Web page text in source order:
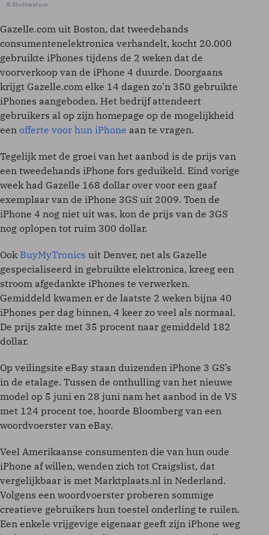
© Shutterstock
Gazelle.com uit Boston, dat tweedehands
consumentenelektronica verhandelt, kocht 20.000
gebruikte iPhones tijdens de 2 weken dat de
voorverkoop van de iPhone 4 duurde. Doorgaans
krijgt Gazelle.com elke 14 dagen zo’n 350 gebruikte
iPhones aangeboden. Het bedrijf attendeert
gebruikers al op zijn homepage op de mogelijkheid
een offerte voor hun iPhone aan te vragen.
Tegelijk met de groei van het aanbod is de prijs van
een tweedehands iPhone fors geduikeld. Eind vorige
week had Gazelle 168 dollar over voor een gaaf
exemplaar van de iPhone 3GS uit 2009. Toen de
iPhone 4 nog niet uit was, kon de prijs van de 3GS
nog oplopen tot ruim 300 dollar.
Ook BuyMyTronics uit Denver, net als Gazelle
gespecialiseerd in gebruikte elektronica, kreeg een
stroom afgedankte iPhones te verwerken.
Gemiddeld kwamen er de laatste 2 weken bijna 40
iPhones per dag binnen, 4 keer zo veel als normaal.
De prijs zakte met 35 procent naar gemiddeld 182
dollar.
Op veilingsite eBay staan duizenden iPhone 3 GS’s
in de etalage. Tussen de onthulling van het nieuwe
model op 5 juni en 28 juni nam het aanbod in de VS
met 124 procent toe, hoorde Bloomberg van een
woordvoerster van eBay.
Veel Amerikaanse consumenten die van hun oude
iPhone af willen, wenden zich tot Craigslist, dat
vergelijkbaar is met Marktplaats.nl in Nederland.
Volgens een woordvoerster proberen sommige
creatieve gebruikers hun toestel onderling te ruilen.
Een enkele vrijgevige eigenaar geeft zijn iPhone weg